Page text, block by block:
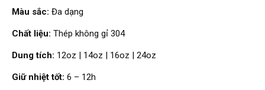
Màu sắc: Đa dạng
Chất liệu: Thép không gỉ 304
Dung tích: 12oz | 14oz | 16oz | 24oz
Giữ nhiệt tốt: 6 – 12h